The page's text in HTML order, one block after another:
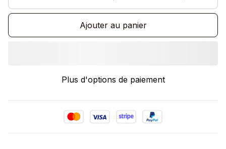
Ajouter au panier
Plus d'options de paiement